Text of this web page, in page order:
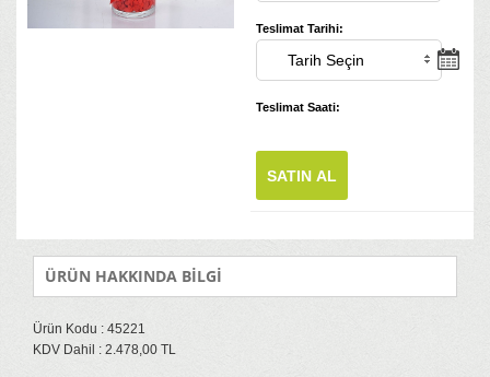
Teslimat Tarihi:
Teslimat Saati:
SATIN AL
ÜRÜN HAKKINDA BİLGİ
Ürün Kodu : 45221
KDV Dahil : 2.478,00 TL